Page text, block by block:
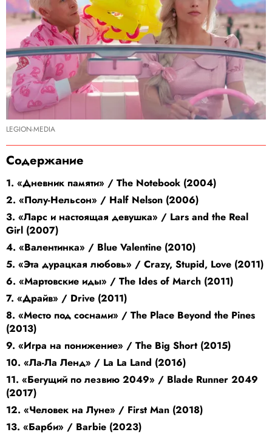
LEGION-MEDIA
Содержание
1. «Дневник памяти» / The Notebook (2004)
2. «Полу-Нельсон» / Half Nelson (2006)
3. «Ларс и настоящая девушка» / Lars and the Real
Girl (2007)
4. «Валентинка» / Blue Valentine (2010)
5. «Эта дурацкая любовь» / Crazy, Stupid, Love (2011)
6. «Мартовские иды» / The Ides of March (2011)
7. «Драйв» / Drive (2011)
8. «Место под соснами» / The Place Beyond the Pines
(2013)
9. «Игра на понижение» / The Big Short (2015)
10. «Ла-Ла Ленд» / La La Land (2016)
11. «Бегущий по лезвию 2049» / Blade Runner 2049
(2017)
12. «Человек на Луне» / First Man (2018)
13. «Барби» / Barbie (2023)